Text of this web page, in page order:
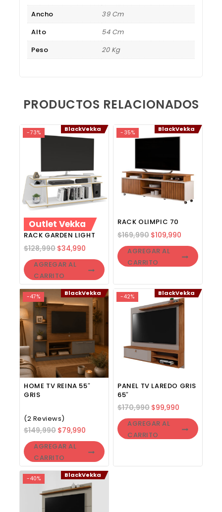
Ancho
39 Cm
Alto
54 Cm
Peso
20 Kg
PRODUCTOS RELACIONADOS
-73% BlackVekka
Outlet Vekka
RACK GARDEN LIGHT
$128,990 $34,990
AGREGAR AL
CARRITO
-35% BlackVekka
RACK OLIMPIC 70
$169,990 $109,990
AGREGAR AL
CARRITO
-47% BlackVekka
HOME TV REINA 55″
GRIS
(2 Reviews)
$149,990 $79,990
AGREGAR AL
CARRITO
-42% BlackVekka
PANEL TV LAREDO GRIS
65″
$170,990 $99,990
AGREGAR AL
CARRITO
-40% BlackVekka